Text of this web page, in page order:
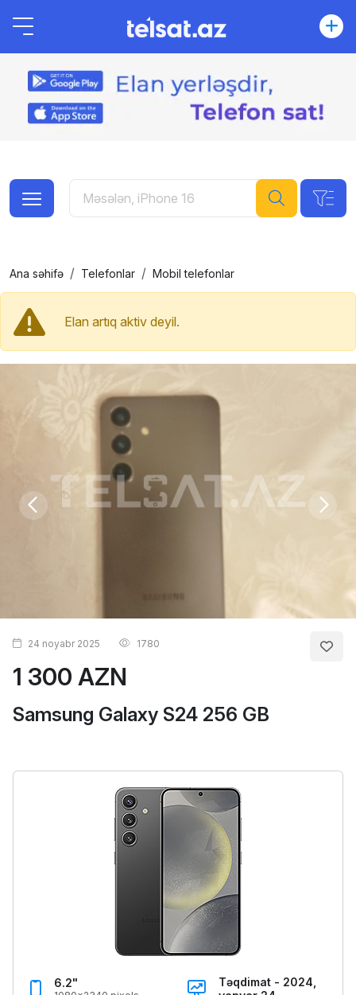
Ana səhifə Telefonlar Mobil telefonlar
Elan artıq aktiv deyil.
1 300 AZN
Samsung Galaxy S24 256 GB
24 noyabr 2025 1780
6.2"
Təqdimat - 2024,